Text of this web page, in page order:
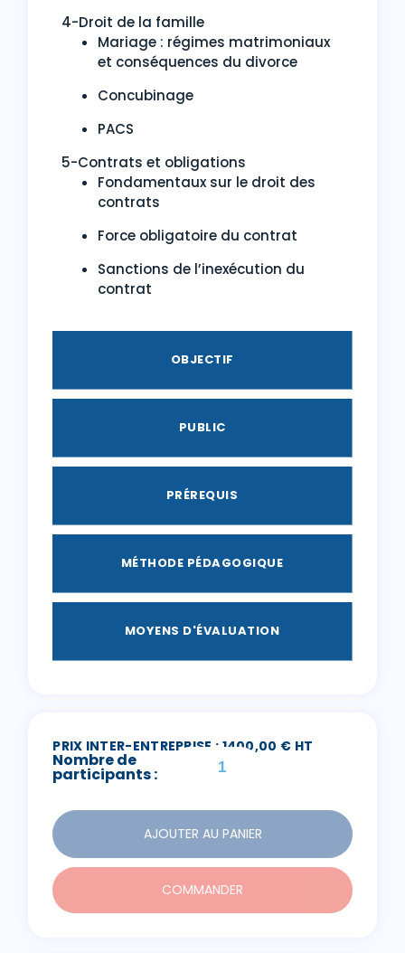
4-Droit de la famille
Mariage : régimes matrimoniaux
et conséquences du divorce
Concubinage
PACS
5-Contrats et obligations
Fondamentaux sur le droit des
contrats
Force obligatoire du contrat
Sanctions de l’inexécution du
contrat
OBJECTIF
PUBLIC
PRÉREQUIS
MÉTHODE PÉDAGOGIQUE
MOYENS D'ÉVALUATION
PRIX INTER-ENTREPRISE : 1400,00 € HT
Nombre de
participants :
AJOUTER AU PANIER
COMMANDER